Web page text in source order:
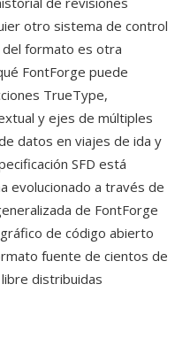
otro sistema de control
del formato es otra
FontForge puede
TrueType,
y ejes de múltiples
datos en viajes de ida y
SFD está
evolucionado a través de
de FontForge
de código abierto
fuente de cientos de
distribuidas